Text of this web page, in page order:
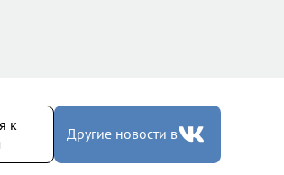
к
Другие новости в